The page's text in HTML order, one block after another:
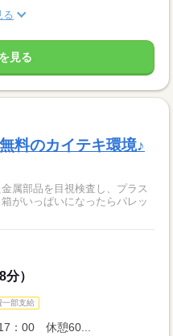
る
見る
料のカイテキ環境♪
がいっぱいになったらパレッ
）
一部支給
：00 休憩60...